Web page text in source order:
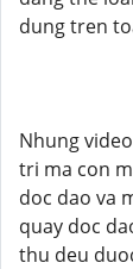
dung tren
Nhung
tri ma con
doc dao va
quay doc
thu deu